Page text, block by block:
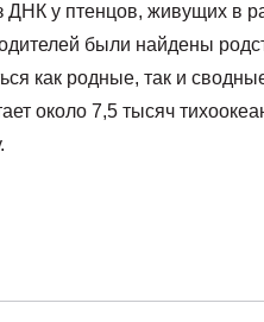
у птенцов, живущих в
были найдены
как родные, так и
около 7,5 тысяч